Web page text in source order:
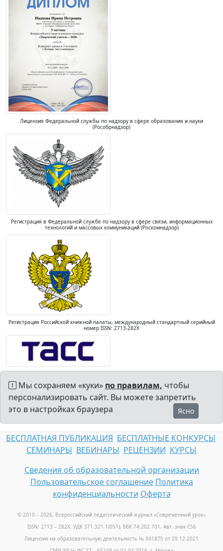
Лицензия Федеральной службы по надзору в сфере образования и науки
(Рособрнадзор)
Регистрация в Федеральной службе по надзору в сфере связи, информационных
технологий и массовых коммуникаций (Роскомнадзор)
Регистрация Российской книжной палаты, международный стандартный серийный
номер ISSN: 2713-282X
Мы сохраняем «куки» по правилам, чтобы
персонализировать сайт. Вы можете запретить
это в настройках браузера
Ясно
БЕСПЛАТНАЯ ПУБЛИКАЦИЯ БЕСПЛАТНЫЕ КОНКУРСЫ
СЕМИНАРЫ ВЕБИНАРЫ РЕЦЕНЗИИ КУРСЫ
Сведения об образовательной организации
Пользовательское соглашение Политика
конфиденциальности Оферта
© 2010 – 2026, Всероссийский педагогический журнал «Современный урок»
ISSN: 2713 – 282X, УДК 371.321.1(051), ББК 74.202.701, Авт. знак С56
Лицензия на образовательную деятельность № 041875 от 29.12.2021